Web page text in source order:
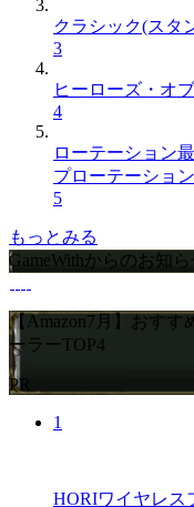
クラシック(スタ
3
ヒーローズ・オ
4
ローテーション
プローテーション
5
もっとみる
GameWithからのお知ら
【Amazon7月】おす
ーラーTOP4
PR
1
HORIワイヤレス